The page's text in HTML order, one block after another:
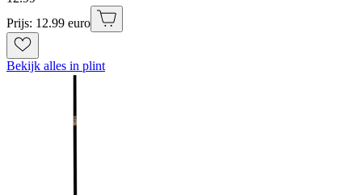
Prijs: 12.99 euro
Bekijk alles in plint